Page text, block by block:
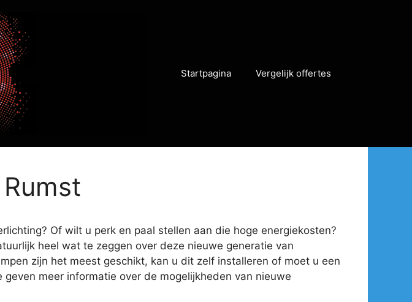
Startpagina Vergelijk offertes
Of wilt u perk en paal stellen aan die hoge energiekosten?
heel wat te zeggen over deze nieuwe generatie van
zijn het meest geschikt, kan u dit zelf installeren of moet u een
meer informatie over de mogelijkheden van nieuwe